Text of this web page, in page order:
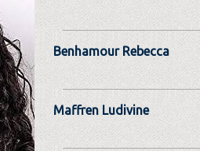
Benhamour Rebecca
Maffren Ludivine